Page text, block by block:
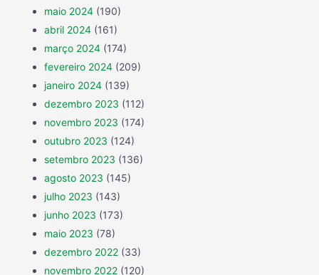
maio 2024 (190)
abril 2024 (161)
março 2024 (174)
fevereiro 2024 (209)
janeiro 2024 (139)
dezembro 2023 (112)
novembro 2023 (174)
outubro 2023 (124)
setembro 2023 (136)
agosto 2023 (145)
julho 2023 (143)
junho 2023 (173)
maio 2023 (78)
dezembro 2022 (33)
novembro 2022 (120)